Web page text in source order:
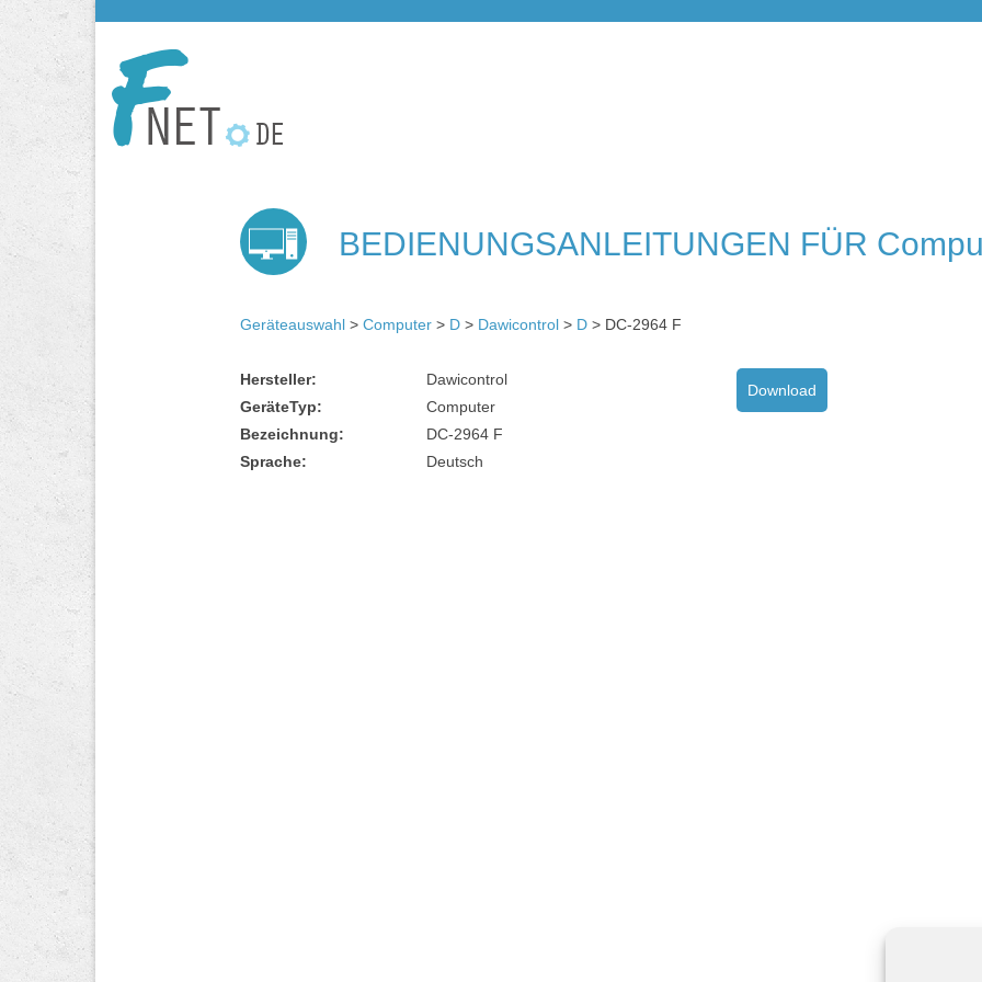
BEDIENUNGSANLEITUNGEN FÜR
Geräteauswahl > Computer > D > Dawicontrol > D > DC-2964 F
Hersteller:
Dawicontrol
GeräteTyp:
Computer
Bezeichnung:
DC-2964 F
Sprache:
Deutsch
Download